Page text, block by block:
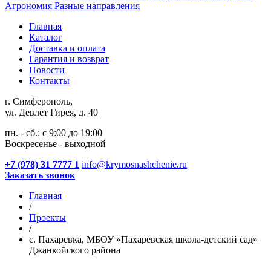
Агрономия Разные направления
Главная
Каталог
Доставка и оплата
Гарантия и возврат
Новости
Контакты
г. Симферополь,
ул. Девлет Гирея, д. 40
пн. - сб.: с 9:00 до 19:00
Воскресенье - выходной
+7 (978) 31 7777 1 info@krymosnashchenie.ru
Заказать звонок
Главная
/
Проекты
/
с. Пахаревка, МБОУ «Пахаревская школа-детский сад»
Джанкойского района